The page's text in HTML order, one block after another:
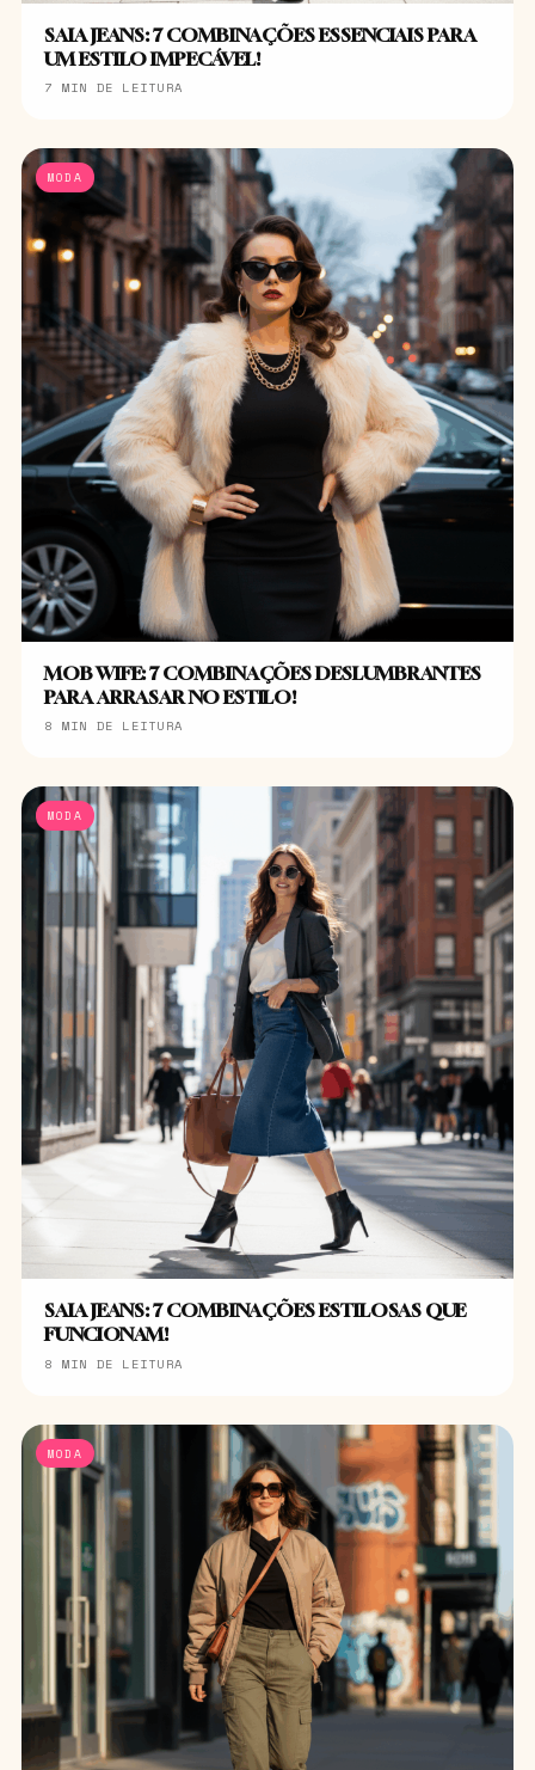
SAIA JEANS: 7 COMBINAÇÕES ESSENCIAIS PARA
UM ESTILO IMPECÁVEL!
7 MIN DE LEITURA
MODA
MOB WIFE: 7 COMBINAÇÕES DESLUMBRANTES
PARA ARRASAR NO ESTILO!
8 MIN DE LEITURA
MODA
SAIA JEANS: 7 COMBINAÇÕES ESTILOSAS QUE
FUNCIONAM!
8 MIN DE LEITURA
MODA